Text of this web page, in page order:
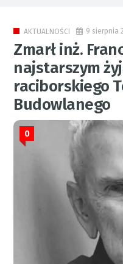
AKTUALNOŚCI 9 sierpnia
Zmarł inż.
najstarszym
raciborskiego
Budowlanego
0